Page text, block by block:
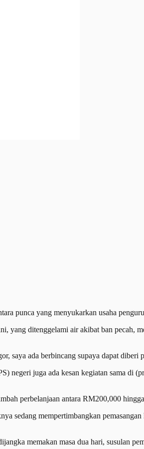
punca yang menyukarkan usaha
ditenggelami air akibat ban pecah,
saya ada berbincang supaya dapat diberi
negeri juga ada kesan kegiatan sama
perbelanjaan antara RM200,000
sedang mempertimbangkan
memakan masa dua hari, susulan